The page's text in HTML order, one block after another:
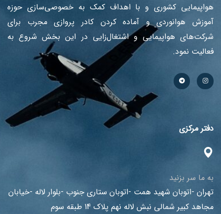
هواپیمایی کشوری و با اهداف کمک به خصوصی‌سازی حوزه
آموزش هوانوردی و آماده کردن کادر پروازی مجرب برای
شرکت‌های هواپیمایی و اشتغال‌زایی در این بخش شروع به
فعالیت نمود.
دفتر مرکزی
به ما سر بزنید
تهران -اتوبان شهید همت -اتوبان ستاری جنوب -بلوار لاله -خیابان
مجاهد کبیر شمالی نبش لاله نهم پلاک 14 طبقه سوم